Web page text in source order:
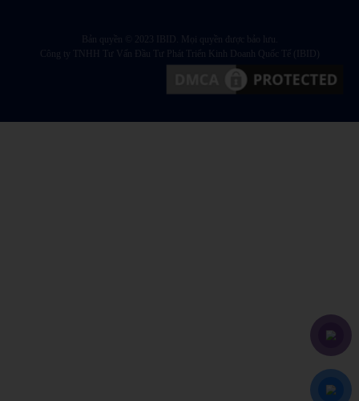
Bản quyền © 2023 IBID. Mọi quyền được bảo lưu.
Công ty TNHH Tư Vấn Đầu Tư Phát Triển Kinh Doanh Quốc Tế (IBID)